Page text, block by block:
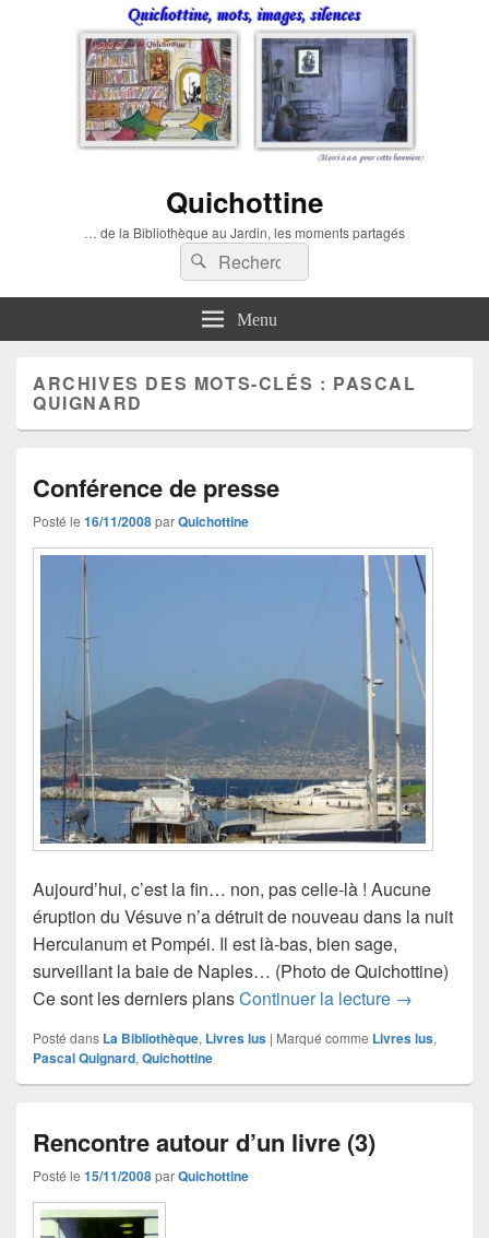
Quichottine
… de la Bibliothèque au Jardin, les moments partagés
Recherche :
Rechercher
Menu
ARCHIVES DES MOTS-CLÉS : PASCAL
QUIGNARD
Conférence de presse
Posté le 16/11/2008parQuichottine
Aujourd’hui, c’est la fin… non, pas celle-là ! Aucune
éruption du Vésuve n’a détruit de nouveau dans la nuit
Herculanum et Pompéi. Il est là-bas, bien sage,
surveillant la baie de Naples… (Photo de Quichottine)
Ce sont les derniers plansContinuer la lecture →
Posté dans La Bibliothèque, Livres lus | Marqué comme Livres lus,
Pascal Quignard,Quichottine
Rencontre autour d’un livre (3)
Posté le 15/11/2008parQuichottine